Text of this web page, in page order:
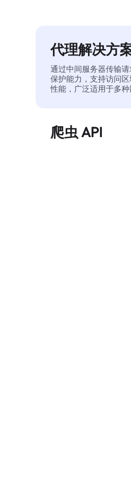
代理解决方
通过中间服务器传输
保护能力，支持访问
性能，广泛适用于多种
爬虫 API